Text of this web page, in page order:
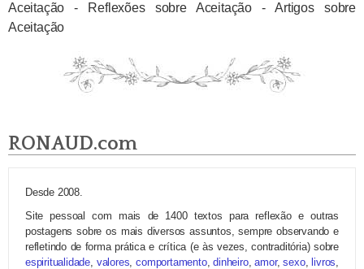
Aceitação - Reflexões sobre Aceitação - Artigos sobre
Aceitação
RONAUD.com
Desde 2008.
Site pessoal com mais de 1400 textos para reflexão e outras
postagens sobre os mais diversos assuntos, sempre observando e
refletindo de forma prática e crítica (e às vezes, contraditória) sobre
espiritualidade, valores,comportamento,dinheiro,amor,sexo, livros,